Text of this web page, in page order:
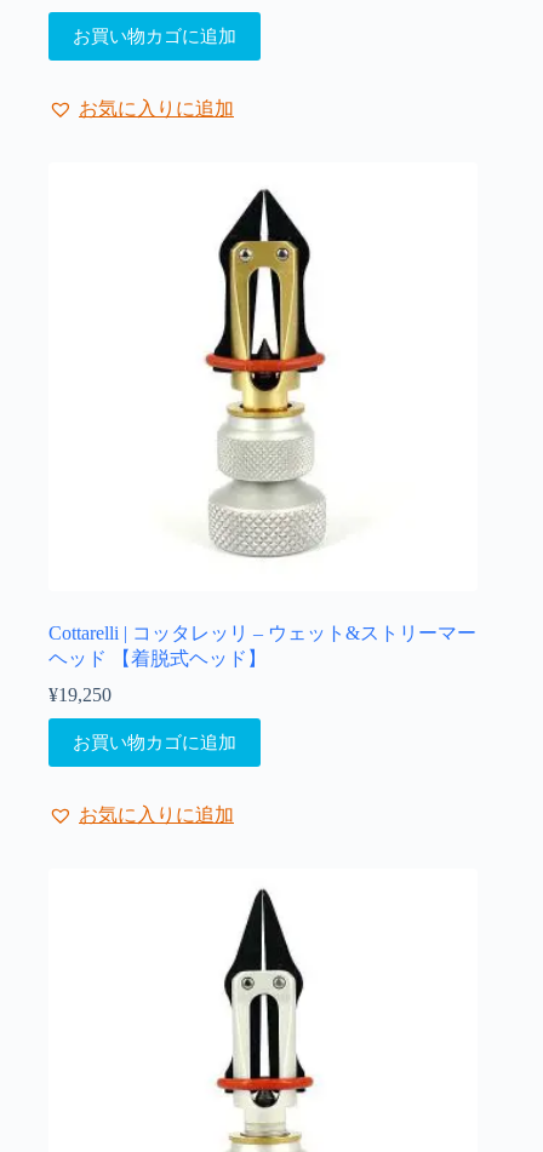
お買い物カゴに追加
お気に入りに追加
Cottarelli | コッタレッリ – ウェット&ストリーマー
ヘッド 【着脱式ヘッド】
¥19,250
お買い物カゴに追加
お気に入りに追加